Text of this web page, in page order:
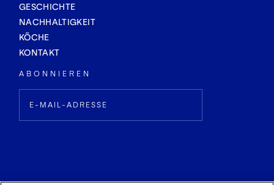
GESCHICHTE
NACHHALTIGKEIT
KÖCHE
KONTAKT
ABONNIEREN